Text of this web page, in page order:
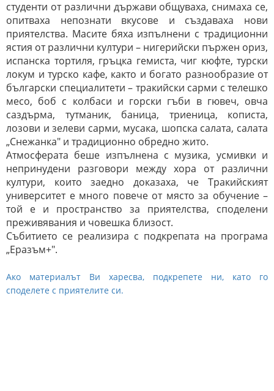
студенти от различни държави общуваха, снимаха се,
опитваха непознати вкусове и създаваха нови
приятелства. Масите бяха изпълнени с традиционни
ястия от различни култури – нигерийски пържен ориз,
испанска тортиля, гръцка гемиста, чиг кюфте, турски
локум и турско кафе, както и богато разнообразие от
български специалитети – тракийски сарми с телешко
месо, боб с колбаси и горски гъби в гювеч, овча
саздърма, тутманик, баница, триеница, кописта,
лозови и зелеви сарми, мусака, шопска салата, салата
„Снежанка" и традиционно обредно жито.
Атмосферата беше изпълнена с музика, усмивки и
непринудени разговори между хора от различни
култури, които заедно доказаха, че Тракийският
университет е много повече от място за обучение –
той е и пространство за приятелства, споделени
преживявания и човешка близост.
Събитието се реализира с подкрепата на програма
„Еразъм+".
Ако материалът Ви харесва, подкрепете ни, като го
споделете с приятелите си.